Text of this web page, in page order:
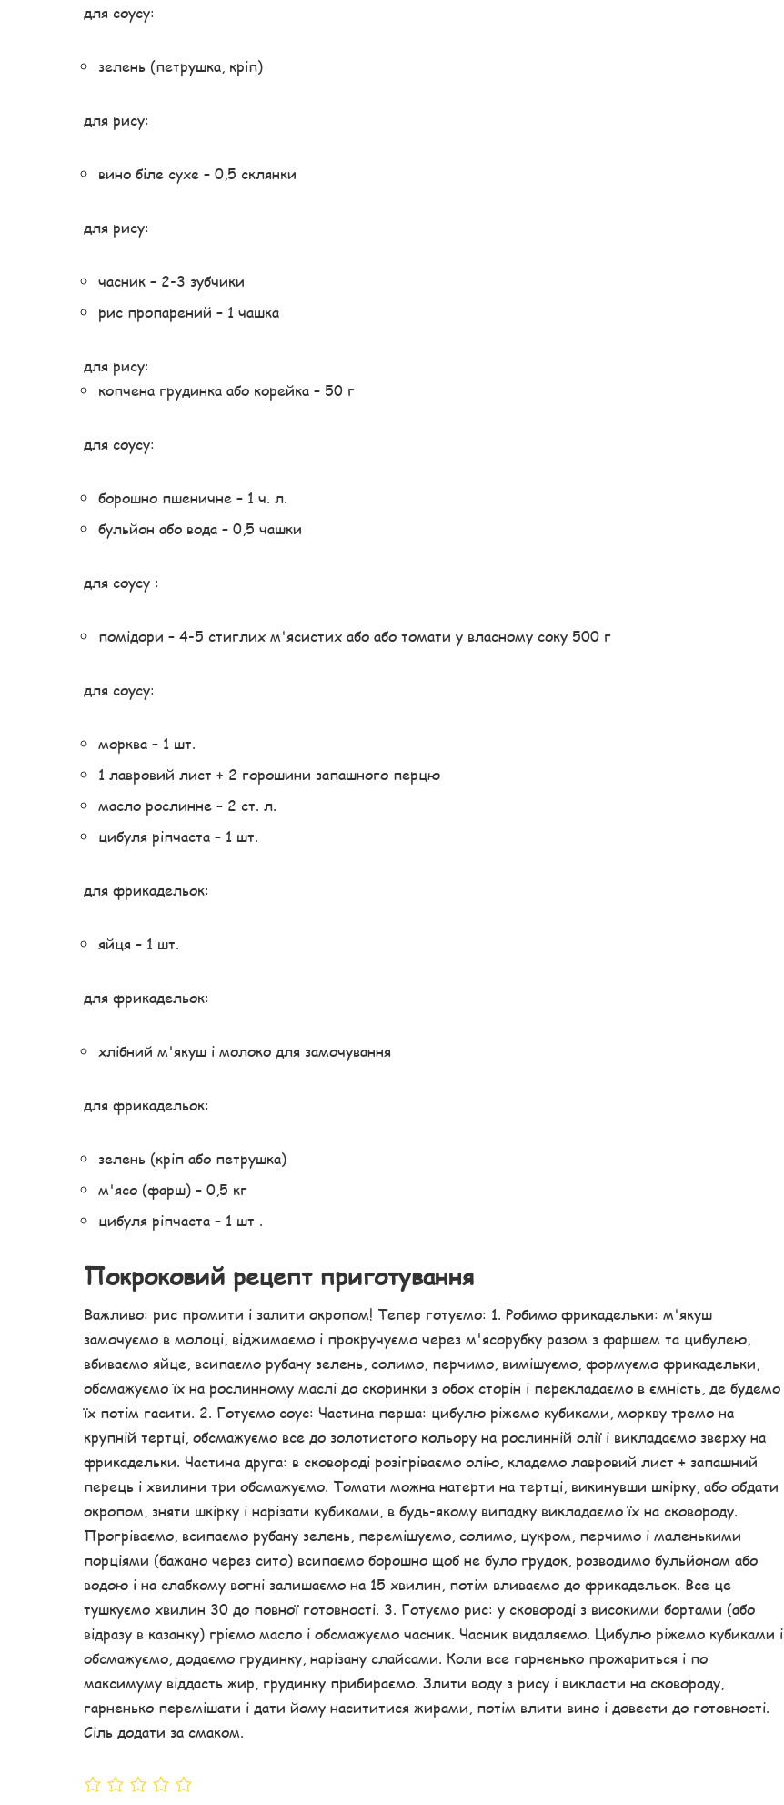
для соусу:
зелень (петрушка, кріп)
для рису:
вино біле сухе – 0,5 склянки
для рису:
часник – 2-3 зубчики
рис пропарений – 1 чашка
для рису:
копчена грудинка або корейка – 50 г
для соусу:
борошно пшеничне – 1 ч. л.
бульйон або вода – 0,5 чашки
для соусу :
помідори – 4-5 стиглих м'ясистих або або томати у власному соку 500 г
для соусу:
морква – 1 шт.
1 лавровий лист + 2 горошини запашного перцю
масло рослинне – 2 ст. л.
цибуля ріпчаста – 1 шт.
для фрикадельок:
яйця – 1 шт.
для фрикадельок:
хлібний м'якуш і молоко для замочування
для фрикадельок:
зелень (кріп або петрушка)
м'ясо (фарш) – 0,5 кг
цибуля ріпчаста – 1 шт .
Покроковий рецепт приготування
Важливо: рис промити і залити окропом! Тепер готуємо: 1. Робимо фрикадельки: м'якуш
замочуємо в молоці, віджимаємо і прокручуємо через м'ясорубку разом з фаршем та цибулею,
вбиваємо яйце, всипаємо рубану зелень, солимо, перчимо, вимішуємо, формуємо фрикадельки,
обсмажуємо їх на рослинному маслі до скоринки з обох сторін і перекладаємо в ємність, де будемо
їх потім гасити. 2. Готуємо соус: Частина перша: цибулю ріжемо кубиками, моркву тремо на
крупній тертці, обсмажуємо все до золотистого кольору на рослинній олії і викладаємо зверху на
фрикадельки. Частина друга: в сковороді розігріваємо олію, кладемо лавровий лист + запашний
перець і хвилини три обсмажуємо. Томати можна натерти на тертці, викинувши шкірку, або обдати
окропом, зняти шкірку і нарізати кубиками, в будь-якому випадку викладаємо їх на сковороду.
Прогріваємо, всипаємо рубану зелень, перемішуємо, солимо, цукром, перчимо і маленькими
порціями (бажано через сито) всипаємо борошно щоб не було грудок, розводимо бульйоном або
водою і на слабкому вогні залишаємо на 15 хвилин, потім вливаємо до фрикадельок. Все це
тушкуємо хвилин 30 до повної готовності. 3. Готуємо рис: у сковороді з високими бортами (або
відразу в казанку) гріємо масло і обсмажуємо часник. Часник видаляємо. Цибулю ріжемо кубиками і
обсмажуємо, додаємо грудинку, нарізану слайсами. Коли все гарненько прожариться і по
максимуму віддасть жир, грудинку прибираємо. Злити воду з рису і викласти на сковороду,
гарненько перемішати і дати йому насититися жирами, потім влити вино і довести до готовності.
Сіль додати за смаком.